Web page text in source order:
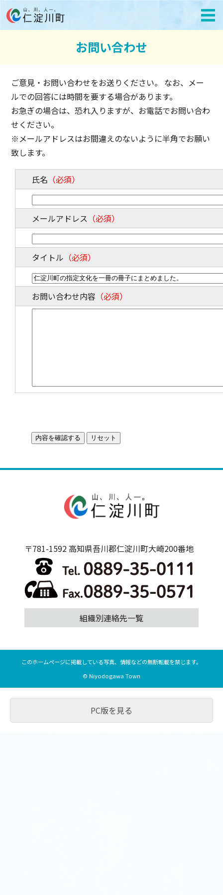
お問い合わせ
ご意見・お問い合わせをお送りください。 なお、メー
ルでの回答には時間を要する場合があります。
お急ぎの場合は、恐れ入りますが、お電話でお問い合わ
せください。
※メールアドレスはお間違えのないように半角でお願い
致します。
氏名 （必須）
メールアドレス （必須）
タイトル （必須）
お問い合わせ内容 （必須）
〒781-1592 高知県吾川郡仁淀川町大崎200番地
組織別連絡先一覧
このホームページに掲載している写真、情報などの無断転載を禁じます。
© Niyodogawa Town
PC版を見る